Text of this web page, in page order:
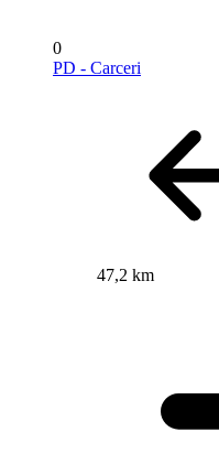
0
PD - Carceri
47,2 km